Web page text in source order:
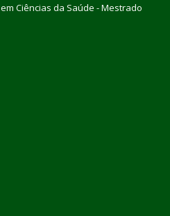
Ciências da Saúde - Mestrado